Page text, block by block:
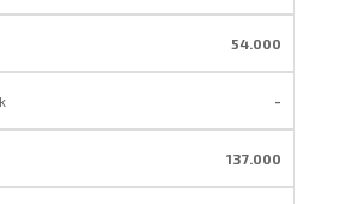
54.000
-
137.000